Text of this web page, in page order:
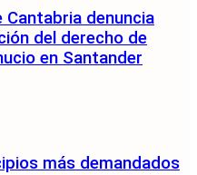
Cantabria denuncia
del derecho de
en Santander
más demandados